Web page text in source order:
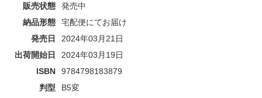
販売状態
発売中
納品形態
宅配便にてお届け
発売日
2024年03月21日
出荷開始日
2024年03月19日
ISBN
9784798183879
判型
B5変